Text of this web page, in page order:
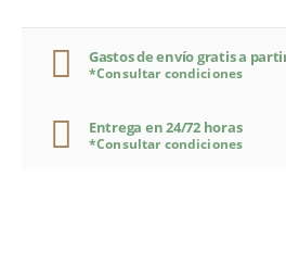
Gastos de envío gratis a
*Consultar condiciones
Entrega en 24/72 horas
*Consultar condiciones